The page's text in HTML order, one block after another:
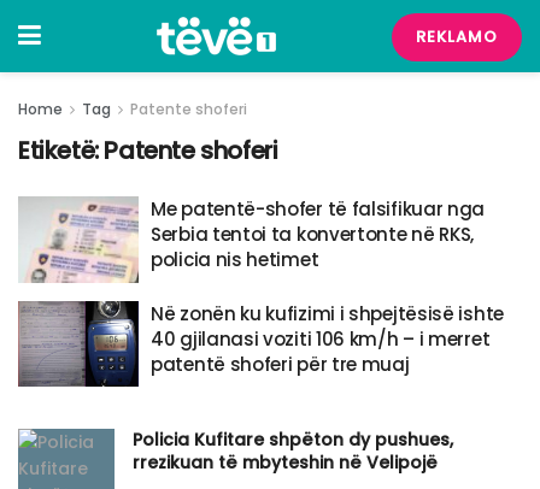
REKLAMO
Home Tag Patente shoferi
Etiketë:Patente shoferi
Me patentë-shofer të falsifikuar nga
Serbia tentoi ta konvertonte në RKS,
policia nis hetimet
Në zonën ku kufizimi i shpejtësisë ishte
40 gjilanasi voziti 106 km/h – i merret
patentë shoferi për tre muaj
Policia Kufitare shpëton dy pushues,
rrezikuan të mbyteshin në Velipojë